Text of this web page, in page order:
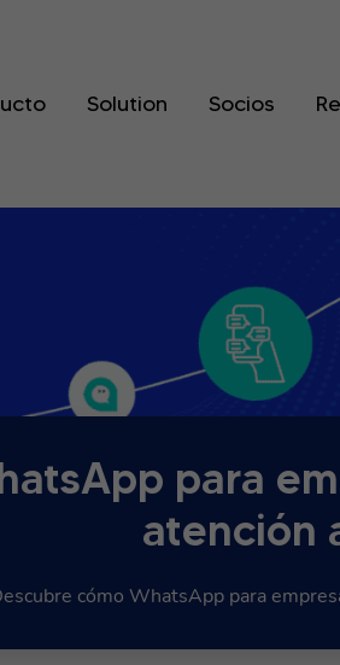
Solution Socios
para
atención
cómo WhatsApp para